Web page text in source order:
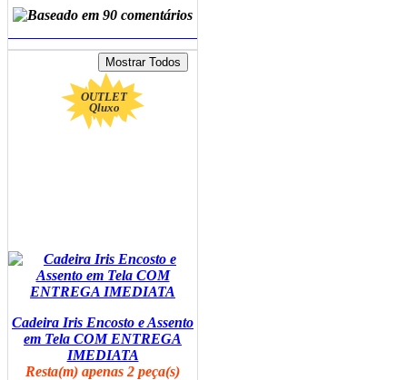
OUTLET
Qluxo
Cadeira Iris Encosto e Assento
em Tela COM ENTREGA
IMEDIATA
Resta(m) apenas 2 peça(s)